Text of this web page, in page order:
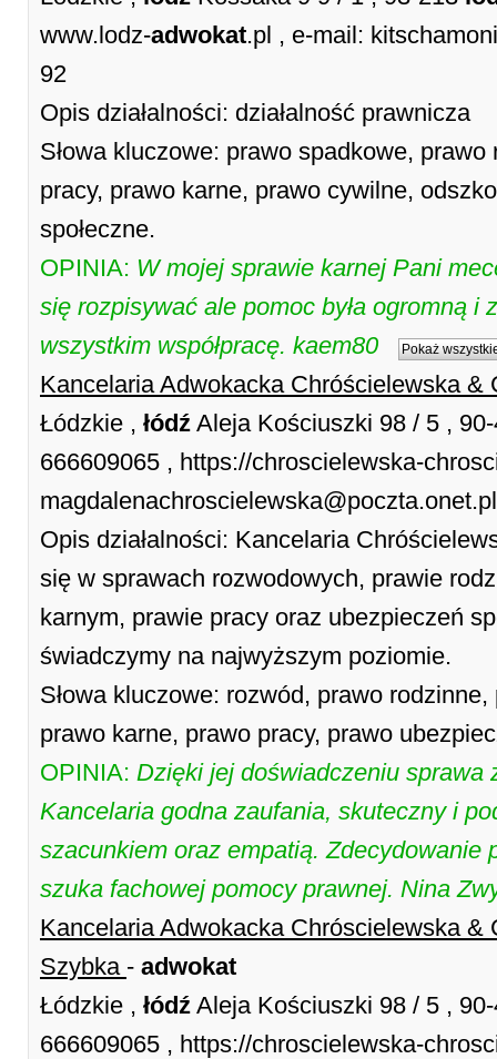
www.lodz-adwokat.pl , e-mail:
92
Opis działalności: działalność prawnicza
Słowa kluczowe: prawo spadkowe,
pracy, prawo karne, prawo cywilne,
społeczne.
OPINIA: W mojej sprawie karnej Pani
się rozpisywać ale pomoc była ogromną i
wszystkim współpracę. kaem80
Pokaż
Kancelaria Adwokacka Chróścielewska
Łódzkie , łódź Aleja Kościuszki 98 / 5 ,
666609065 , https://chroscielewska-
magdalenachroscielewska@poczta.onet.pl
Opis działalności: Kancelaria
się w sprawach rozwodowych, prawie
karnym, prawie pracy oraz ubezpieczeń
świadczymy na najwyższym poziomie.
Słowa kluczowe: rozwód, prawo
prawo karne, prawo pracy, prawo
OPINIA: Dzięki jej doświadczeniu sprawa
Kancelaria godna zaufania, skuteczny i
szacunkiem oraz empatią. Zdecydowanie
szuka fachowej pomocy prawnej. Nina
Kancelaria Adwokacka Chróscielewska
Szybka - adwokat
Łódzkie , łódź Aleja Kościuszki 98 / 5 ,
666609065 , https://chroscielewska-